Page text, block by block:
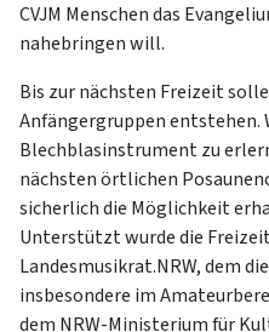
CVJM Menschen das
nahebringen will.
Bis zur nächsten Freizeit
Anfängergruppen entstehen.
Blechblasinstrument zu
nächsten örtlichen
sicherlich die Möglichkeit
Unterstützt wurde die Freizeit
Landesmusikrat.NRW, dem
insbesondere im
dem NRW-Ministerium für